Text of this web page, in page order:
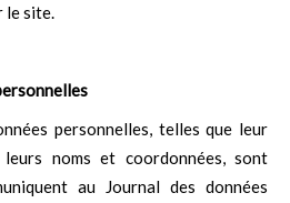
le site.
personnelles, telles que leur
leurs noms et coordonnées, sont
au Journal des données